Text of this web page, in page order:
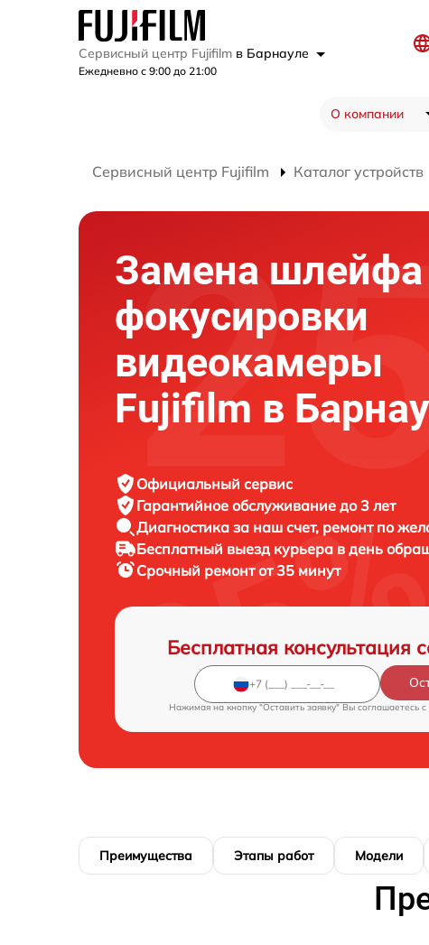
Сервисный центр Fujifilm в Барнауле
Ежедневно с 9:00 до 21:00
О компании
Сервисный центр Fujifilm Каталог устройств
Замена шлейфа
фокусировки
видеокамеры
Fujifilm в
Официальный сервис
Гарантийное обслуживание до 3 лет
Диагностика за наш счет, ремонт по
Бесплатный выезд курьера в день
Срочный ремонтот 35 минут
Бесплатная консультация
Нажимая на кнопку "Оставить заявку" Вы соглашаетесь c
Преимущества Этапы работ Модели